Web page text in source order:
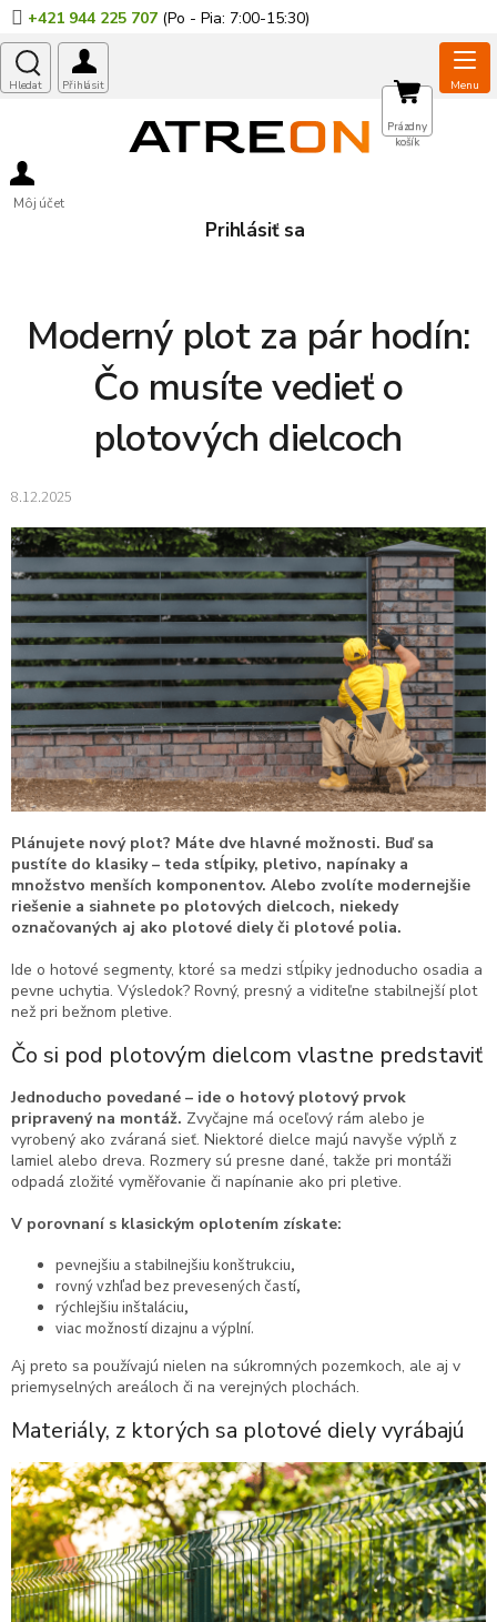
Prejsť
na
obsah
+421 944 225 707
Môj účet
Prihlásiť sa
NÁKUPNÝ
KOŠÍK
Prázdny
košík
Moderný plot za pár hodín:
Čo musíte vedieť o
plotových dielcoch
8.12.2025
Plánujete nový plot? Máte dve hlavné možnosti. Buď sa
pustíte do klasiky – teda stĺpiky, pletivo, napínaky a
množstvo menších komponentov. Alebo zvolíte modernejšie
riešenie a siahnete po plotových dielcoch, niekedy
označovaných aj ako plotové diely či plotové polia.
Ide o hotové segmenty, ktoré sa medzi stĺpiky jednoducho osadia a
pevne uchytia. Výsledok? Rovný, presný a viditeľne stabilnejší plot
než pri bežnom pletive.
Čo si pod plotovým dielcom vlastne predstaviť
Jednoducho povedané – ide o hotový plotový prvok
pripravený na montáž. Zvyčajne má oceľový rám alebo je
vyrobený ako zváraná sieť. Niektoré dielce majú navyše výplň z
lamiel alebo dreva. Rozmery sú presne dané, takže pri montáži
odpadá zložité vyměřovanie či napínanie ako pri pletive.
V porovnaní s klasickým oplotením získate:
pevnejšiu a stabilnejšiu konštrukciu,
rovný vzhľad bez prevesených častí,
rýchlejšiu inštaláciu,
viac možností dizajnu a výplní.
Aj preto sa používajú nielen na súkromných pozemkoch, ale aj v
priemyselných areáloch či na verejných plochách.
Materiály, z ktorých sa plotové diely vyrábajú